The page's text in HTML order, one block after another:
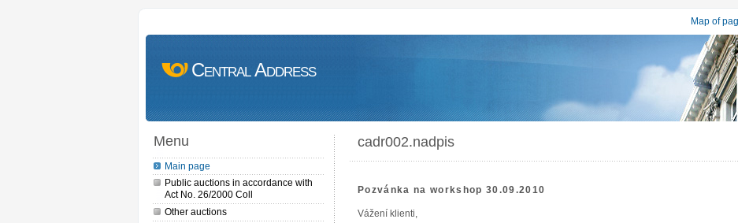
Map of
Central Address
Menu
Main page
Public auctions in accordance with
Act No. 26/2000 Coll
Other auctions
cadr002.nadpis
Pozvánka na workshop 30.09.2010
Vážení klienti,